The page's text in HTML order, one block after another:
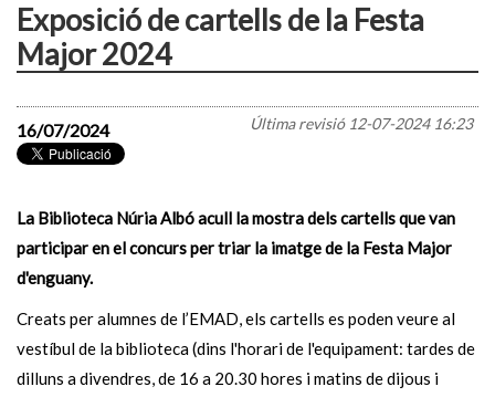
Exposició de cartells de la Festa
Major 2024
Última revisió 12-07-2024 16:23
16/07/2024
La Biblioteca Núria Albó acull la mostra dels cartells que van
participar en el concurs per triar la imatge de la Festa Major
d'enguany.
Creats per alumnes de l’EMAD, els cartells es poden veure al
vestíbul de la biblioteca (dins l'horari de l'equipament: tardes de
dilluns a divendres, de 16 a 20.30 hores i matins de dijous i